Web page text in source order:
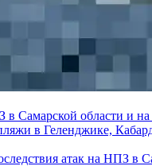
Самарской области и
в Геленджике,
атак на НПЗ в